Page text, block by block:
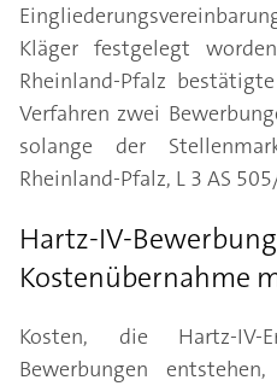
Kläger festgelegt
Rheinland-Pfalz
Verfahren zwei
solange der
Rheinland-Pfalz, L 3 AS
Hartz-IV-
Kostenübernahme
Kosten, die Hartz-IV-
Bewerbungen